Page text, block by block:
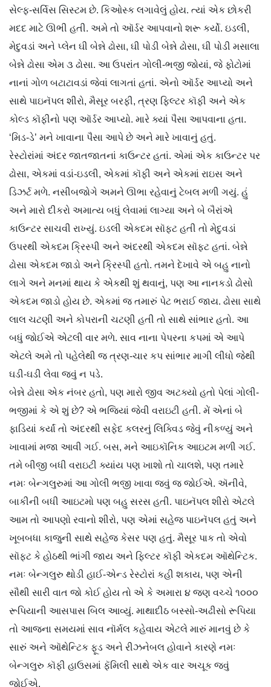
સેલ્ફ-સર્વિસ સિસ્ટમ છે. કિઓસ્ક લગાવેલું હોય. ત્યાં એક છોકરી
મદદ માટે ઊભી હતી. અમે તો ઑર્ડર આપવાનો શરૂ કર્યો. ઇડલી,
મેદુવડાં અને પ્લેન ઘી બેન્ને ઢોસા, ઘી પોડી બેન્ને ઢોસા, ઘી પોડી મસાલા
બેન્ને ઢોસા એમ ૩ ઢોસા. આ ઉપરાંત ગોલી-ભજી જોયાં, જે ફોટોમાં
નાનાં ગોળ બટાટાવડાં જેવાં લાગતાં હતાં. એનો ઑર્ડર આપ્યો અને
સાથે પાઇનૅપલ શીરો, મૈસૂર બરફી, ત્રણ ફિલ્ટર કૉફી અને એક
કોલ્ડ કૉફીનો પણ ઑર્ડર આપ્યો. મારે ક્યાં પૈસા આપવાના હતા.
‘મિડ-ડે’ મને ખાવાના પૈસા આપે છે અને મારે ખાવાનું હતું.
રેસ્ટોરાંમાં અંદર જાતજાતનાં કાઉન્ટર હતાં. એમાં એક કાઉન્ટર પર
ઢોસા, એકમાં વડાં-ઇડલી, એકમાં કૉફી અને એકમાં રાઇસ અને
ડિઝર્ટ મળે. નસીબજોગે અમને ઊભા રહેવાનું ટેબલ મળી ગયું. હું
અને મારો દીકરો અમાત્ય બધું લેવામાં લાગ્યા અને બે બૈરાંએ
કાઉન્ટર સાચવી રાખ્યું. ઇડલી એકદમ સૉફ્ટ હતી તો મેદુવડાં
ઉપરથી એકદમ ક્રિસ્પી અને અંદરથી એકદમ સૉફ્ટ હતાં. બેન્ને
ઢોસા એકદમ જાડો અને ક્રિસ્પી હતો. તમને દેખાવે એ બહુ નાનો
લાગે અને મનમાં થાય કે એકથી શું થવાનું, પણ આ નાનકડો ઢોસો
એકદમ જાડો હોય છે. એકમાં જ તમારું પેટ ભરાઈ જાય. ઢોસા સાથે
લાલ ચટણી અને કોપરાની ચટણી હતી તો સાથે સાંભાર હતો. આ
બધું જોઈએ એટલી વાર મળે. સાવ નાના પેપરના કપમાં એ આપે
એટલે અમે તો પહેલેથી જ ત્રણ-ચાર કપ સાંભાર માગી લીધો જેથી
ઘડી-ઘડી લેવા જવું ન પડે.
બેન્ને ઢોસા એક નંબર હતો, પણ મારો જીવ અટક્યો હતો પેલાં ગોલી-
ભજીમાં કે એ શું છે? એ ભજિયાં જેવી વરાઇટી હતી. મેં એનાં બે
ફાડિયાં કર્યાં તો અંદરથી સફેદ કલરનું લિક્વિડ જેવું નીકળ્યું અને
ખાવામાં મજા આવી ગઈ. બસ, મને આઇકૉનિક આઇટમ મળી ગઈ.
તમે બીજી બધી વરાઇટી ક્યાંય પણ ખાશો તો ચાલશે, પણ તમારે
નમઃ બેન્ગલુરુમાં આ ગોલી ભજી ખાવા જવું જ જોઈએ. ઍનીવે,
બાકીની બધી આઇટમો પણ બહુ સરસ હતી. પાઇનૅપલ શીરો એટલે
આમ તો આપણો રવાનો શીરો, પણ એમાં સહેજ પાઇનૅપલ હતું અને
ખૂબબધા કાજુની સાથે સહેજ કેસર પણ હતું. મૈસૂર પાક તો એવો
સૉફ્ટ કે હોઠથી ભાંગી જાય અને ફિલ્ટર કૉફી એકદમ ઑથેન્ટિક.
નમઃ બેન્ગલુરુ થોડી હાઈ-એન્ડ રેસ્ટોરાં કહી શકાય, પણ એની
સૌથી સારી વાત જો કોઈ હોય તો એ કે અમારા ૪ જણ વચ્ચે ૧૦૦૦
રૂપિયાની આસપાસ બિલ આવ્યું. માથાદીઠ બસ્સો-અઢીસો રૂપિયા
તો આજના સમયમાં સાવ નૉર્મલ કહેવાય એટલે મારું માનવું છે કે
સારું અને ઑથેન્ટિક ફૂડ અને રીઝનેબલ હોવાને કારણે નમઃ
બેન્ગલુરુ કૉફી હાઉસમાં ફૅમિલી સાથે એક વાર અચૂક જવું
જોઈએ.